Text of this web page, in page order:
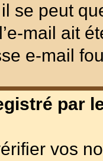
se peut
mail ait
e-mail
par
vos